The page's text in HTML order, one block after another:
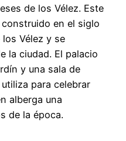
de los Vélez. Este
en el siglo
Vélez y se
la ciudad. El palacio
y una sala de
para celebrar
alberga una
de la época.